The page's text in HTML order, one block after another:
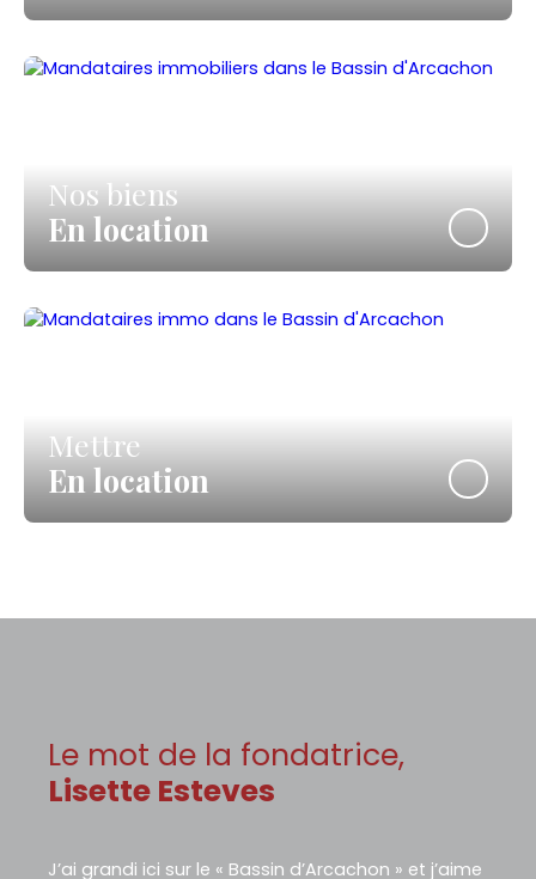
Nos biens
En location
Mettre
En location
Le mot de la fondatrice,
Lisette Esteves
J’ai grandi ici sur le « Bassin d’Arcachon » et j’aime